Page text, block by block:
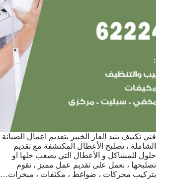
فني تكييف بنيد القار الخبير بتقديم اعمال الصيانة
الشاملة ، تصليح الأعطال المكتشفة مع تقديم
حلول للمشاكل و الأعطال التي يصعب حلها او
تصليحها ، نعمل على تقديم عمل مميز ، نقوم
بتركيب محركات ، ضواغط ، مكثفات ، مبخرات…